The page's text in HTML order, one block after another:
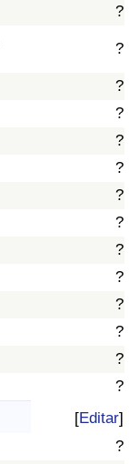
?
?
?
?
?
?
?
?
?
?
?
?
?
?
[Editar]
?